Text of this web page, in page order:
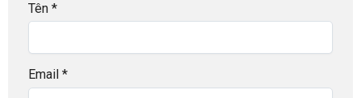
Tên *
Email *